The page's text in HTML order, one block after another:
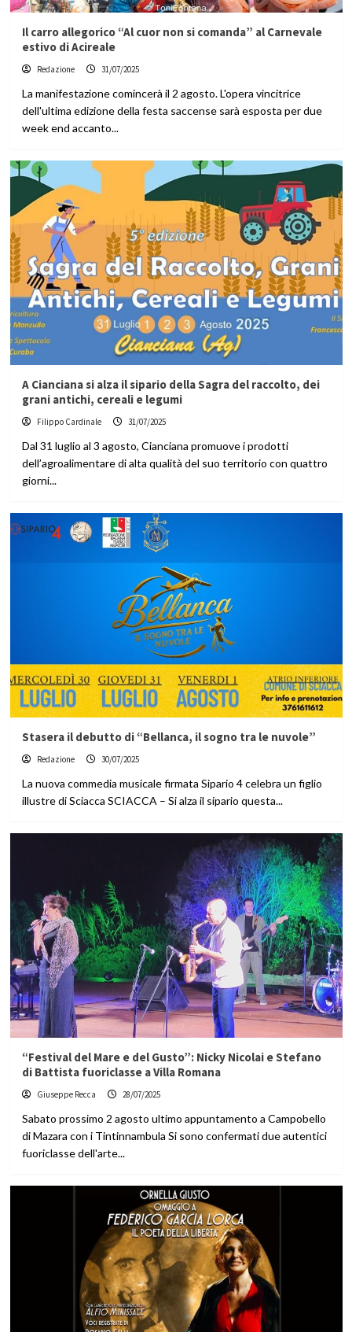
Il carro allegorico “Al cuor non si comanda” al Carnevale
estivo di Acireale
Redazione 31/07/2025
La manifestazione comincerà il 2 agosto. L'opera vincitrice
dell'ultima edizione della festa saccense sarà esposta per due
week end accanto...
A Cianciana si alza il sipario della Sagra del raccolto, dei
grani antichi, cereali e legumi
Filippo Cardinale 31/07/2025
Dal 31 luglio al 3 agosto, Cianciana promuove i prodotti
dell’agroalimentare di alta qualità del suo territorio con quattro
giorni...
Stasera il debutto di “Bellanca, il sogno tra le nuvole”
Redazione 30/07/2025
La nuova commedia musicale firmata Sipario 4 celebra un figlio
illustre di Sciacca SCIACCA – Si alza il sipario questa...
“Festival del Mare e del Gusto”: Nicky Nicolai e Stefano
di Battista fuoriclasse a Villa Romana
Giuseppe Recca 28/07/2025
Sabato prossimo 2 agosto ultimo appuntamento a Campobello
di Mazara con i Tintinnambula Si sono confermati due autentici
fuoriclasse dell'arte...